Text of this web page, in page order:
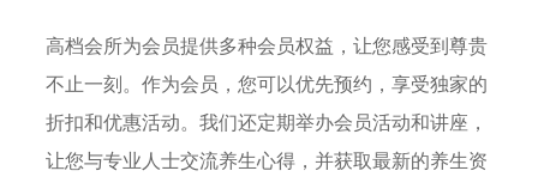
高档会所为会员提供多种会员权益，让您感受到尊贵
不止一刻。作为会员，您可以优先预约，享受独家的
折扣和优惠活动。我们还定期举办会员活动和讲座，
让您与专业人士交流养生心得，并获取最新的养生资